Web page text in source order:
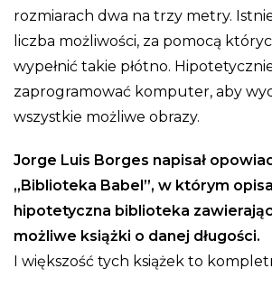
rozmiarach dwa na trzy metry.
liczba możliwości, za pomocą
wypełnić takie płótno.
zaprogramować komputer, aby
wszystkie możliwe obrazy.
Jorge Luis Borges napisał
„Biblioteka Babel”, w którym
hipotetyczna biblioteka
możliwe książki o danej długości.
I większość tych książek to